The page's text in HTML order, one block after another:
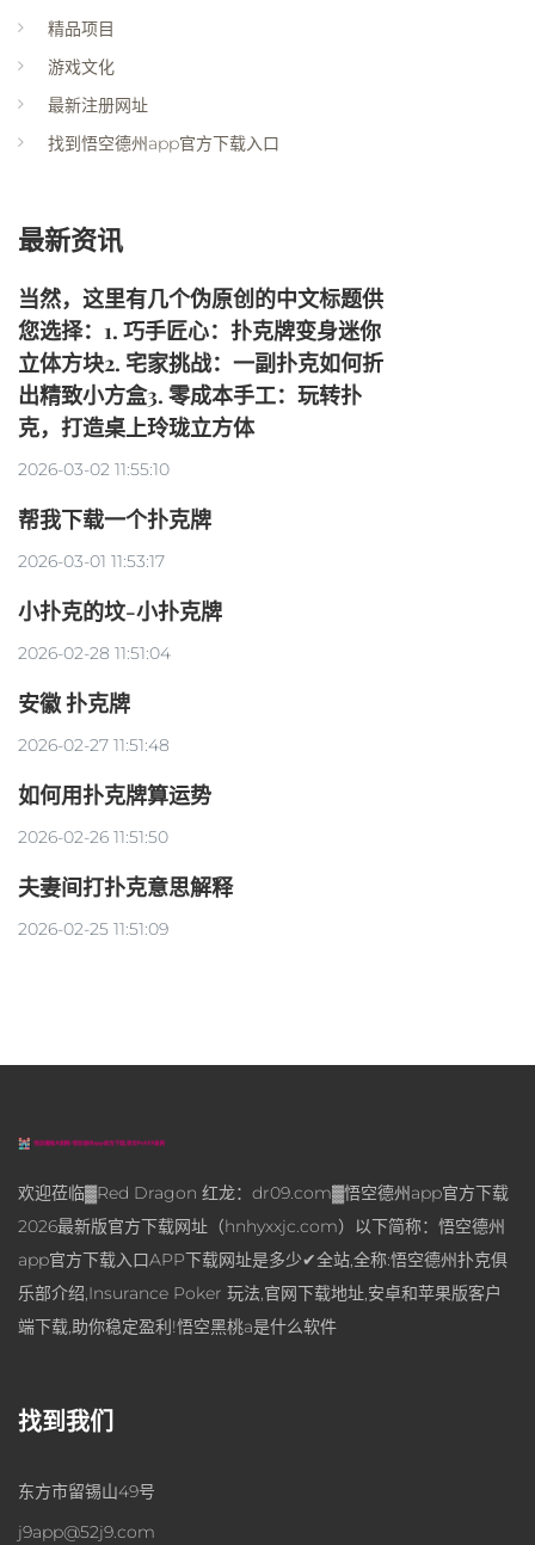
精品项目
游戏文化
最新注册网址
找到悟空德州app官方下载入口
最新资讯
当然，这里有几个伪原创的中文标题供
您选择：1. 巧手匠心：扑克牌变身迷你
立体方块2. 宅家挑战：一副扑克如何折
出精致小方盒3. 零成本手工：玩转扑
克，打造桌上玲珑立方体
2026-03-02 11:55:10
帮我下载一个扑克牌
2026-03-01 11:53:17
小扑克的坟-小扑克牌
2026-02-28 11:51:04
安徽 扑克牌
2026-02-27 11:51:48
如何用扑克牌算运势
2026-02-26 11:51:50
夫妻间打扑克意思解释
2026-02-25 11:51:09
欢迎莅临▓Red Dragon 红龙：dr09.com▓悟空德州app官方下载
2026最新版官方下载网址（hnhyxxjc.com）以下简称：悟空德州
app官方下载入口APP下载网址是多少✔全站,全称:悟空德州扑克俱
乐部介绍,Insurance Poker 玩法,官网下载地址,安卓和苹果版客户
端下载,助你稳定盈利!悟空黑桃a是什么软件
找到我们
东方市留锡山49号
j9app@52j9.com